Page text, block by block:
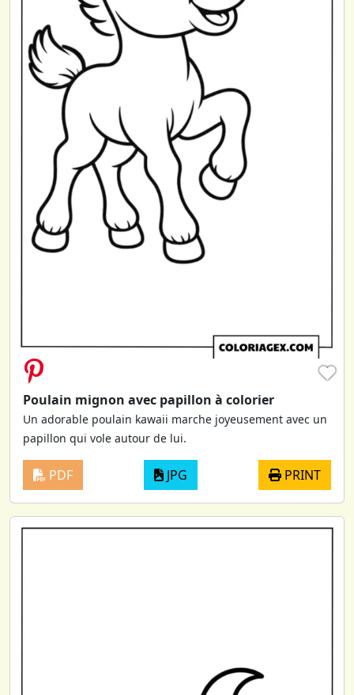
♥
Poulain mignon avec papillon à colorier
Un adorable poulain kawaii marche joyeusement avec un
papillon qui vole autour de lui.
PDF JPG PRINT